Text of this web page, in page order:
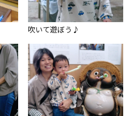
吹いて遊ぼう♪